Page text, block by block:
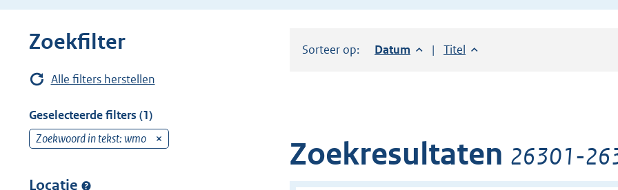
Zoekfilter
Alle filters herstellen
Geselecteerde filters (1)
Zoekwoord in tekst: wmo
Locatie
Sorteer op: Sorteer op:
Datum aflopendSorteer op:
Titel oplopend
Zoekresultaten 26301-